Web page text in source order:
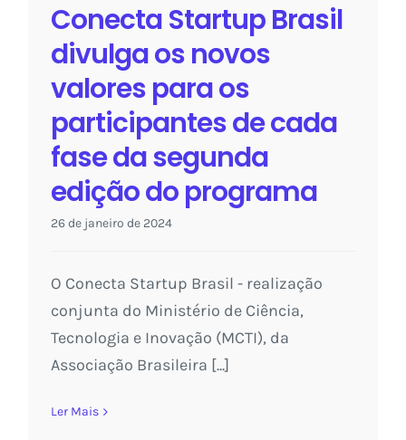
Conecta Startup Brasil
divulga os novos
valores para os
participantes de cada
fase da segunda
edição do programa
26 de janeiro de 2024
O Conecta Startup Brasil - realização
conjunta do Ministério de Ciência,
Tecnologia e Inovação (MCTI), da
Associação Brasileira [...]
Ler Mais